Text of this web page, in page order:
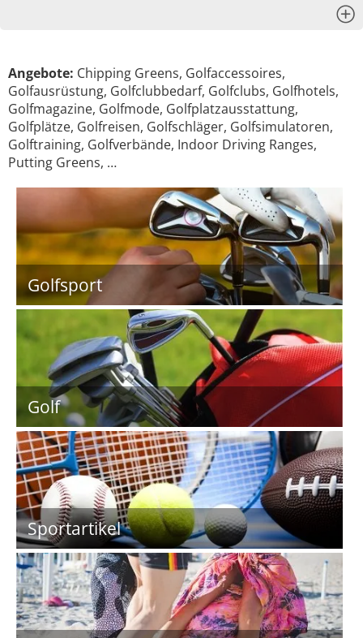
Angebote: Chipping Greens, Golfaccessoires,
Golfausrüstung, Golfclubbedarf, Golfclubs, Golfhotels,
Golfmagazine, Golfmode, Golfplatzausstattung,
Golfplätze, Golfreisen, Golfschläger, Golfsimulatoren,
Golftraining, Golfverbände, Indoor Driving Ranges,
Putting Greens, …
Golfsport
Golf
Sportartikel